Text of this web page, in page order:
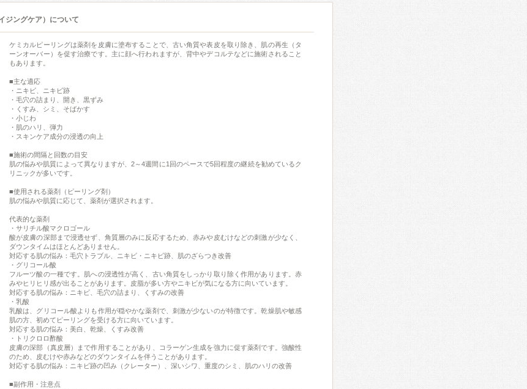
ジングケア）について
ケミカルピーリングは薬剤を皮膚に塗布することで、古い角質や表皮を取り除き、肌の再生（タ
ーンオーバー）を促す治療です。主に顔へ行われますが、背中やデコルテなどに施術されること
もあります。
■主な適応
・ニキビ、ニキビ跡
・毛穴の詰まり、開き、黒ずみ
・くすみ、シミ、そばかす
・小じわ
・肌のハリ、弾力
・スキンケア成分の浸透の向上
■施術の間隔と回数の目安
肌の悩みや肌質によって異なりますが、2～4週間に1回のペースで5回程度の継続を勧めているク
リニックが多いです。
■使用される薬剤（ピーリング剤）
肌の悩みや肌質に応じて、薬剤が選択されます。
代表的な薬剤
・サリチル酸マクロゴール
酸が皮膚の深部まで浸透せず、角質層のみに反応するため、赤みや皮むけなどの刺激が少なく、
ダウンタイムはほとんどありません。
対応する肌の悩み：毛穴トラブル、ニキビ・ニキビ跡、肌のざらつき改善
・グリコール酸
フルーツ酸の一種です。肌への浸透性が高く、古い角質をしっかり取り除く作用があります。赤
みやヒリヒリ感が出ることがあります。皮脂が多い方やニキビが気になる方に向いています。
対応する肌の悩み：ニキビ、毛穴の詰まり、くすみの改善
・乳酸
乳酸は、グリコール酸よりも作用が穏やかな薬剤で、刺激が少ないのが特徴です。乾燥肌や敏感
肌の方、初めてピーリングを受ける方に向いています。
対応する肌の悩み：美白、乾燥、くすみ改善
・トリクロロ酢酸
皮膚の深部（真皮層）まで作用することがあり、コラーゲン生成を強力に促す薬剤です。強酸性
のため、皮むけや赤みなどのダウンタイムを伴うことがあります。
対応する肌の悩み：ニキビ跡の凹み（クレーター）、深いシワ、重度のシミ、肌のハリの改善
■副作用・注意点